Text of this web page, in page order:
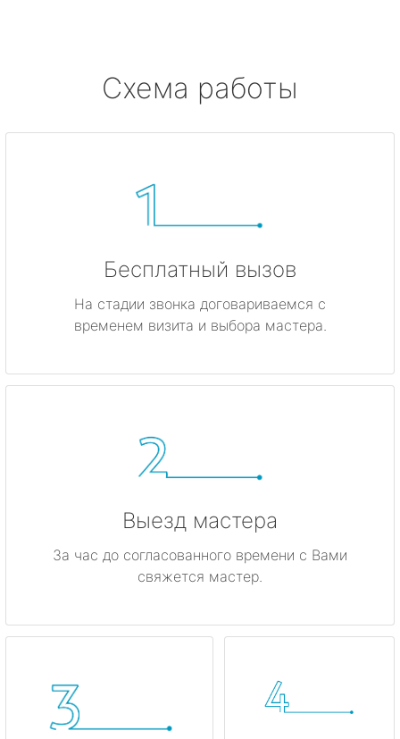
Схема работы
Бесплатный вызов
На стадии звонка договариваемся с
временем визита и выбора мастера.
Выезд мастера
За час до согласованного времени с Вами
свяжется мастер.